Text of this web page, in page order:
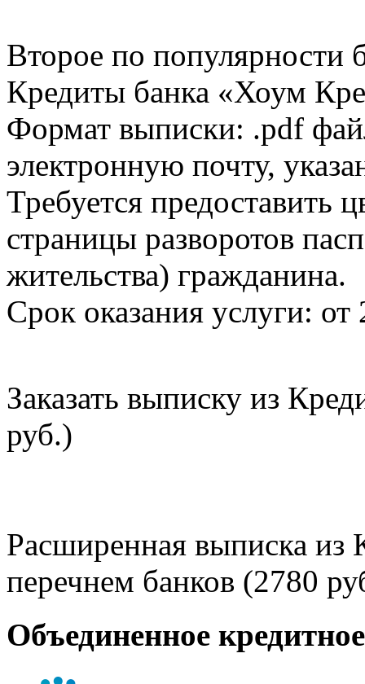
Второе по популярности
Кредиты банка «Хоум
Формат выписки: .pdf
электронную почту,
Требуется предоставить
страницы разворотов
жительства) гражданина.
Срок оказания услуги: от
Заказать выписку из
руб.)
Расширенная выписка из
перечнем банков (2780
Объединенное